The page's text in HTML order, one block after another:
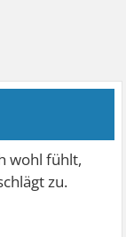
wohl fühlt,
zu.